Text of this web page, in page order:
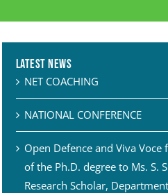
Latest News
NET COACHING
NATIONAL CONFERENCE
Open Defence and Viva Voce
of the Ph.D. degree to Ms. S.
Research Scholar,